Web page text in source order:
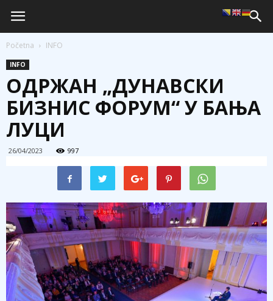
Početna INFO
INFO
ОДРЖАН „ДУНАВСКИ
БИЗНИС ФОРУМ“ У БАЊА
ЛУЦИ
26/04/2023 997